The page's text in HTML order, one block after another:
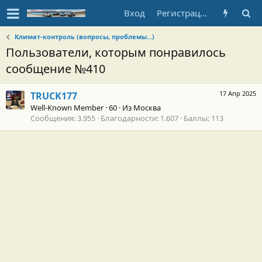
Вход Регистрация
Климат-контроль (вопросы, проблемы...)
Пользователи, которым понравилось
сообщение №410
17 Апр 2025
TRUCK177
Well-Known Member ·60 · Из Москва
Сообщения 3.955 Благодарности 1.607 Баллы 113